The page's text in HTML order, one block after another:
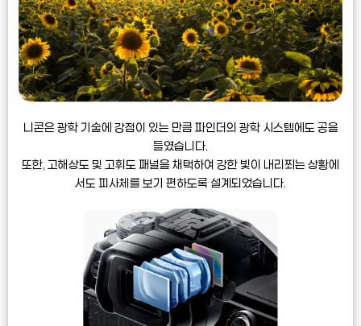
니콘은 광학 기술에 강점이 있는 만큼 파인더의 광학 시스템에도 공을
들였습니다.
또한, 고해상도 및 고휘도 패널을 채택하여 강한 빛이 내리쬐는 상황에
서도 피사체를 보기 편하도록 설계되었습니다.